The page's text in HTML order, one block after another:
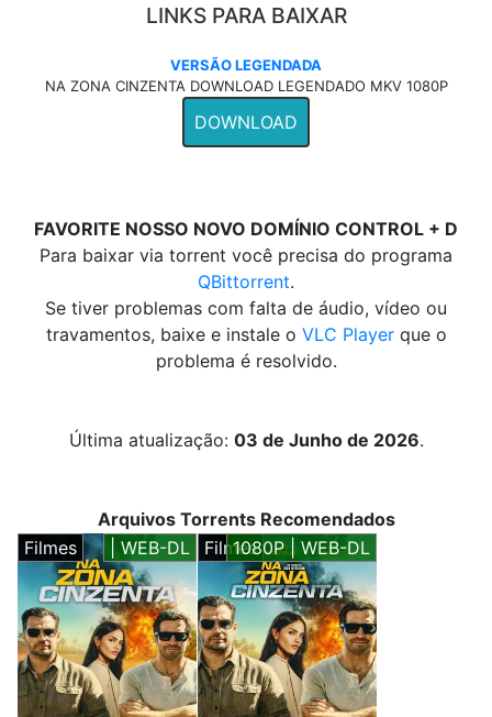
LINKS PARA BAIXAR
VERSÃO LEGENDADA
NA ZONA CINZENTA DOWNLOAD LEGENDADO MKV 1080P
DOWNLOAD
FAVORITE NOSSO NOVO DOMÍNIO CONTROL + D
Para baixar via torrent você precisa do programa
QBittorrent.
Se tiver problemas com falta de áudio, vídeo ou
travamentos, baixe e instale o VLC Playerque o
problema é resolvido.
Última atualização: 03 de Junho de 2026.
Arquivos Torrents Recomendados
Filmes
| WEB-DL Filmes1080P | WEB-DL